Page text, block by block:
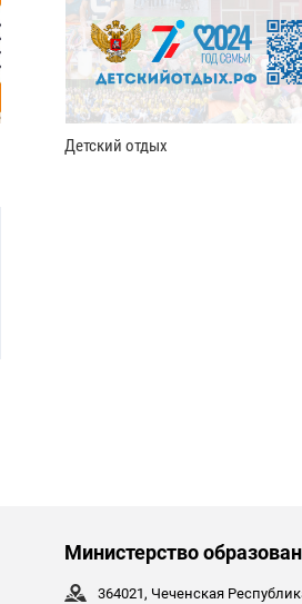
Детский отдых
Министерство
364021, Чеченская